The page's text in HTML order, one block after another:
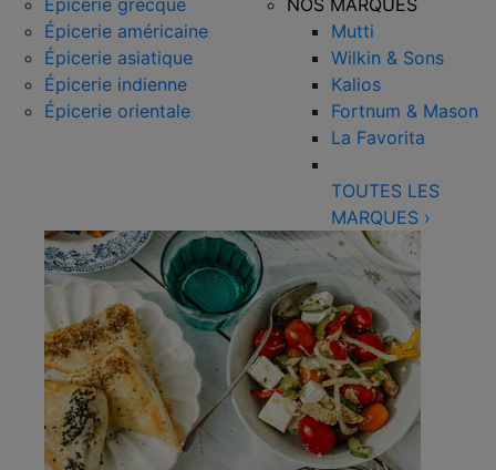
Épicerie grecque
Épicerie américaine
Épicerie asiatique
Épicerie indienne
Épicerie orientale
NOS MARQUES
Mutti
Wilkin & Sons
Kalios
Fortnum & Mason
La Favorita
TOUTES LES
MARQUES ›